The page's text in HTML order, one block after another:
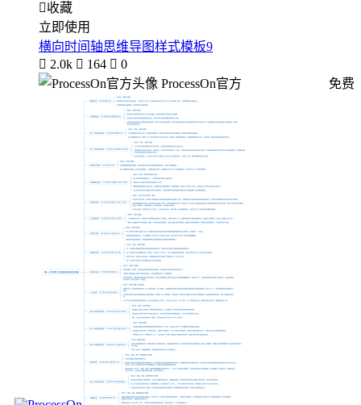
收藏
立即使用
横向时间轴思维导图样式模板9
 2.0k  164  0
ProcessOn官方
免费